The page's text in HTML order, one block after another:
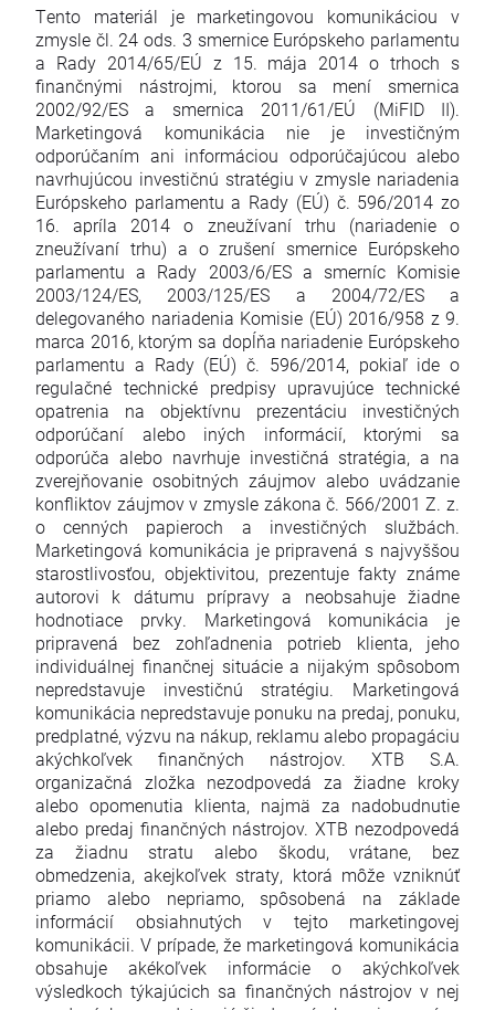
Tento materiál je marketingovou komunikáciou v
zmysle čl. 24 ods. 3 smernice Európskeho parlamentu
a Rady 2014/65/EÚ z 15. mája 2014 o trhoch s
finančnými nástrojmi, ktorou sa mení smernica
2002/92/ES a smernica 2011/61/EÚ (MiFID II).
Marketingová komunikácia nie je investičným
odporúčaním ani informáciou odporúčajúcou alebo
navrhujúcou investičnú stratégiu v zmysle nariadenia
Európskeho parlamentu a Rady (EÚ) č. 596/2014 zo
16. apríla 2014 o zneužívaní trhu (nariadenie o
zneužívaní trhu) a o zrušení smernice Európskeho
parlamentu a Rady 2003/6/ES a smerníc Komisie
2003/124/ES, 2003/125/ES a 2004/72/ES a
delegovaného nariadenia Komisie (EÚ) 2016/958 z 9.
marca 2016, ktorým sa dopĺňa nariadenie Európskeho
parlamentu a Rady (EÚ) č. 596/2014, pokiaľ ide o
regulačné technické predpisy upravujúce technické
opatrenia na objektívnu prezentáciu investičných
odporúčaní alebo iných informácií, ktorými sa
odporúča alebo navrhuje investičná stratégia, a na
zverejňovanie osobitných záujmov alebo uvádzanie
konfliktov záujmov v zmysle zákona č. 566/2001 Z. z.
o cenných papieroch a investičných službách.
Marketingová komunikácia je pripravená s najvyššou
starostlivosťou, objektivitou, prezentuje fakty známe
autorovi k dátumu prípravy a neobsahuje žiadne
hodnotiace prvky. Marketingová komunikácia je
pripravená bez zohľadnenia potrieb klienta, jeho
individuálnej finančnej situácie a nijakým spôsobom
nepredstavuje investičnú stratégiu. Marketingová
komunikácia nepredstavuje ponuku na predaj, ponuku,
predplatné, výzvu na nákup, reklamu alebo propagáciu
akýchkoľvek finančných nástrojov. XTB S.A.
organizačná zložka nezodpovedá za žiadne kroky
alebo opomenutia klienta, najmä za nadobudnutie
alebo predaj finančných nástrojov. XTB nezodpovedá
za žiadnu stratu alebo škodu, vrátane, bez
obmedzenia, akejkoľvek straty, ktorá môže vzniknúť
priamo alebo nepriamo, spôsobená na základe
informácií obsiahnutých v tejto marketingovej
komunikácii. V prípade, že marketingová komunikácia
obsahuje akékoľvek informácie o akýchkoľvek
výsledkoch týkajúcich sa finančných nástrojov v nej